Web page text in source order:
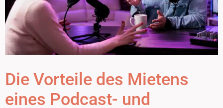
Die Vorteile des Mietens
eines Podcast- und